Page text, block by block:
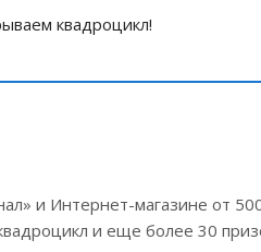
квадроцикл!
и Интернет-магазине от
и еще более 30